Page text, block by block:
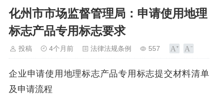
化州市市场监督管理局：申请使用地理
标志产品专用标志要求
投稿 4个月前 法律法规条例 557
企业申请使用地理标志产品专用标志提交材料清单
及申请流程